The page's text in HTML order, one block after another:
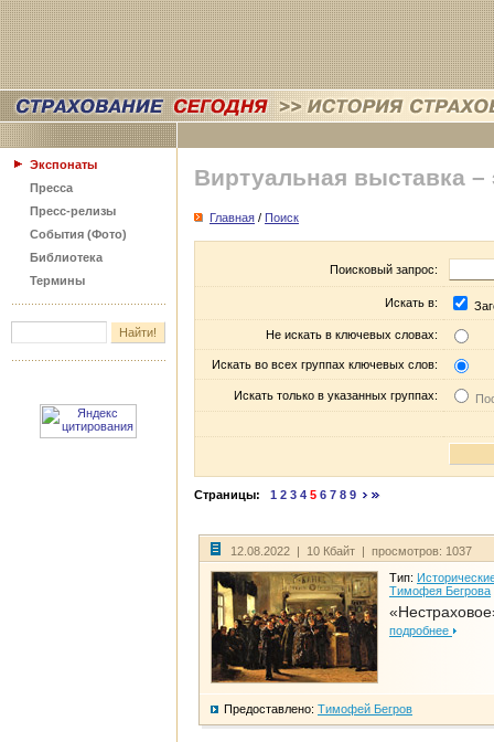
Экспонаты
Пресса
Пресс-релизы
События (Фото)
Библиотека
Термины
Виртуальная выставка –
Главная / Поиск
Поисковый запрос:
Искать в:
Не искать в ключевых словах:
Искать во всех группах ключевых слов:
Искать только в указанных группах:
Страницы: 1 2 3 4 5 6 7 8 9
12.08.2022 | 10 Кбайт | просмотров: 1037
Тип:
Тимофея Бегрова
подробнее
Предоставлено: Тимофей Бегров